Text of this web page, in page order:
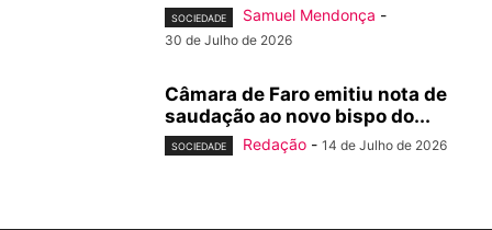
SOCIEDADE Samuel Mendonça -
30 de Julho de 2026
Câmara de Faro emitiu nota de
saudação ao novo bispo do...
SOCIEDADE Redação - 14 de Julho de 2026